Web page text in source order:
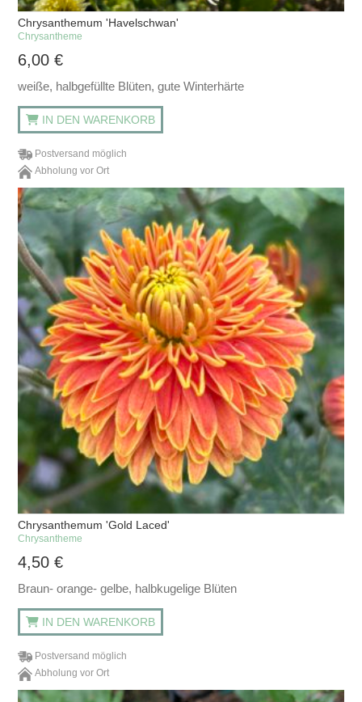
Chrysanthemum 'Havelschwan'
Chrysantheme
6,00€
weiße, halbgefüllte Blüten, gute Winterhärte
IN DEN WARENKORB
Postversand möglich
Abholung vor Ort
Chrysanthemum 'Gold Laced'
Chrysantheme
4,50€
Braun- orange- gelbe, halbkugelige Blüten
IN DEN WARENKORB
Postversand möglich
Abholung vor Ort